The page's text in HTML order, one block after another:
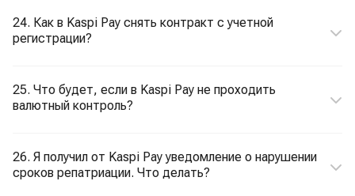
24. Как в Kaspi Pay снять контракт с учетной
регистрации?
25. Что будет, если в Kaspi Pay не проходить
валютный контроль?
26. Я получил от Kaspi Pay уведомление о нарушении
сроков репатриации. Что делать?